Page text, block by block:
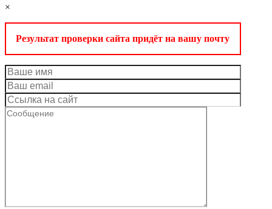
×
Результат проверки сайта придёт на вашу почту